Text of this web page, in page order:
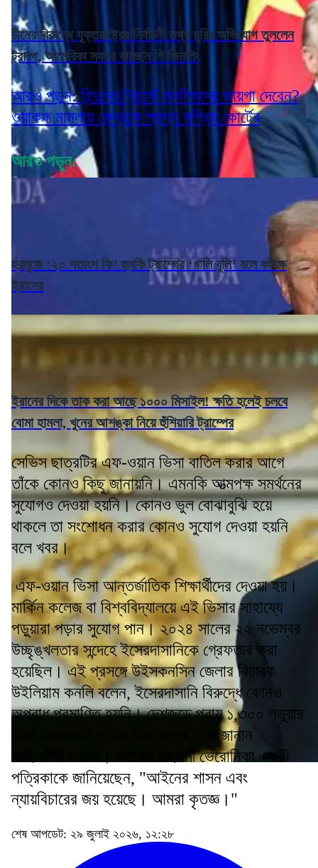
চীনের বিরুদ্ধে যুক্তরাষ্ট্রের নির্বাচনী তথ্য চুরির অভিযোগ তুললেন
ট্রাম্প, আমেরিকা সফরে যাচ্ছেন শি জিনপিং
আরও পড়ুন: হিন্দুদের ট্রাস্টে মুসলিমদের জায়গা দেবেন?
ওয়াকফ মামলায় কেন্দ্রকে প্রশ্ন সুপ্রিম কোর্টের
আরও পড়ুন:
হরমুজে ‘২০ শতাংশ ফি’ হুমকি ট্রাম্পের ‘খালি বুলি’ বলে কটাক্ষ
ইরানের
ইরানের দিকে তাক করা আছে ১০০০ মিসাইল! ক্ষতি হলেই চলবে
বোমা হামলা, খুনের আশঙ্কা নিয়ে হুঁশিয়ারি ট্রাম্পের
সেভিস ছাত্রটির এফ-ওয়ান ভিসা বাতিল করার আগে
তাঁকে কোনও কিছু জানায়নি। এমনকি আত্মপক্ষ সমর্থনের
সুযোগও দেওয়া হয়নি। কোনও ভুল বোঝাবুঝি হয়ে
থাকলে তা সংশোধন করার কোনও সুযোগ দেওয়া হয়নি
বলে খবর।
এফ-ওয়ান ভিসা আন্তর্জাতিক শিক্ষার্থীদের দেওয়া হয়।
মার্কিন কলেজ বা বিশ্ববিদ্যালয়ে এই ভিসার সাহায্যে
পড়ুয়ারা পড়ার সুযোগ পান। ২০২৪ সালের ২২ নভেম্বর
উচ্ছৃঙ্খলতার সন্দেহে ইসেরদাসানিকে গ্রেফতার করা
হয়েছিল। এই প্রসঙ্গে উইসকনসিন জেলার বিচারক
উইলিয়াম কনলি বলেন, ইসেরদাসানি বিরুদ্ধে কোনও
অপরাধ প্রমাণিত হয়নি। দেশজুড়ে প্রায় ১,৩০০ পড়ুয়ার
ভিসা আচমকাই বাতিল করা হয়েছে বলে জানান
আইনজীবী লতফি। লতফির সহকর্মী ভেরোনিকা একটি
পত্রিকাকে জানিয়েছেন, "আইনের শাসন এবং
ন্যায়বিচারের জয় হয়েছে। আমরা কৃতজ্ঞ।"
শেষ আপডেট: ২৯ জুলাই ২০২৬, ১২:২৮